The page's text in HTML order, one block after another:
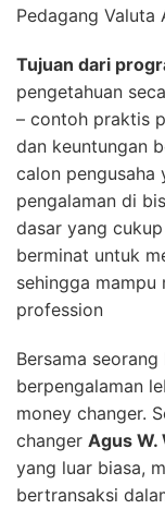
Pedagang Valuta
Tujuan dari
pengetahuan
– contoh praktis
dan keuntungan
calon pengusaha
pengalaman di
dasar yang
berminat untuk
sehingga mampu
profession
Bersama seorang
berpengalaman
money changer.
changer Agus W.
yang luar biasa,
bertransaksi